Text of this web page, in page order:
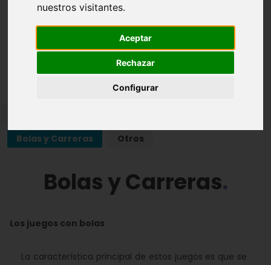
nuestros visitantes.
Aceptar
Rechazar
Configurar
Introducción Historia Juegos de Adultos
Juegos Infantiles
Bolas y Carreras Otros
Bolas y Carreras
Los juegos con bolas
La característica principal de estos juegos es que se